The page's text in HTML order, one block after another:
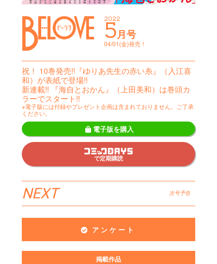
2022
5月号
04/01(金)発売！
祝！ 10巻発売!!『ゆりあ先生の赤い糸』（入江喜
和）が表紙で登場!!
新連載!! 『海自とおかん』（上田美和）は巻頭カ
ラーでスタート!!
※電子版には付録やプレゼント企画は含まれておりません。ご了承
ください。
電子版を購入
で定期購読
NEXT 次号予告
アンケート
掲載作品